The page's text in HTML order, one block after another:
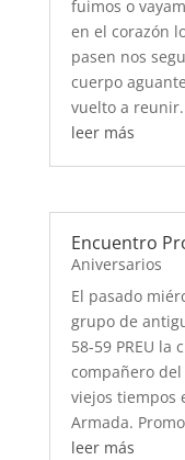
fuimos o
en el corazón
pasen nos
cuerpo
vuelto a
leer más
Encuentro
Aniversarios
El pasado
grupo de
58-59 PREU la
compañero
viejos tiempos
Armada.
leer más